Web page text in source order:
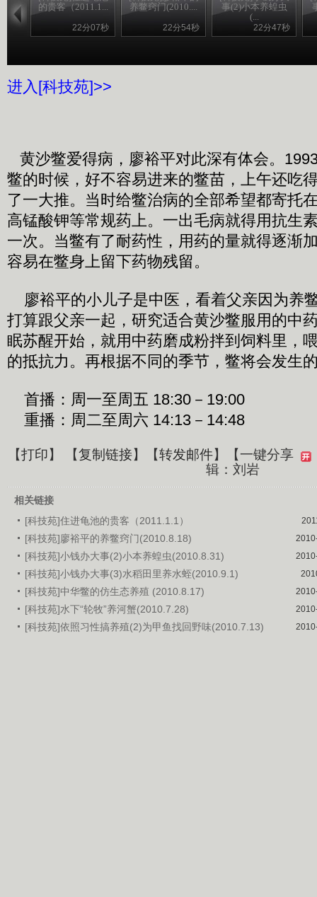
的贵客（2011.1...
22分07秒
养鳖窍门(2010....
22分54秒
事(2)小本养蝗虫
(...
22分47秒
进入[科技苑]>>
黄沙鳖爱得病，廖裕平对此深有体会。
鳖的时候，好不容易进来的鳖苗，上午还吃
了一大推。当时给鳖治病的全部希望都寄托
高锰酸钾等常规药上。一出毛病就得用抗生
一次。当鳖有了耐药性，用药的量就得逐渐
容易在鳖身上留下药物残留。
廖裕平的小儿子是中医，看着父亲因为养
打算跟父亲一起，研究适合黄沙鳖服用的中
眠苏醒开始，就用中药磨成粉拌到饲料里，
的抵抗力。再根据不同的季节，鳖将会发生
首播：周一至周五 18:30－19:00
重播：周二至周六 14:13－14:48
【打印】 【复制链接】【转发邮件】
【一键分享
辑：刘岩
相关链接
[科技苑]住进龟池的贵客（2011.1.1）
[科技苑]廖裕平的养鳖窍门(2010.8.18)
[科技苑]小钱办大事(2)小本养蝗虫(2010.8.31)
[科技苑]小钱办大事(3)水稻田里养水蛭(2010.9.1)
[科技苑]中华鳖的仿生态养殖 (2010.8.17)
[科技苑]水下“轮牧”养河蟹(2010.7.28)
[科技苑]依照习性搞养殖(2)为甲鱼找回野味(2010.7.13)